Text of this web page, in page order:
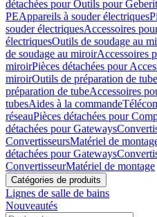
détachées pour Outils pour
PEAppareils à souder électriques
souder électriquesAccessoires
électriquesOutils de soudage au
de soudage au miroirAccessoires
miroirPièces détachées pour
miroirOutils de préparation de tube
préparation de tubeAccessoires
tubesAides à la commande
réseauPièces détachées pour
détachées pour Gateways
ConvertisseursMatériel de
détachées pour Gateways
ConvertisseurMatériel de montage
Catégories de produits
Lignes de salle de bains
Nouveautés